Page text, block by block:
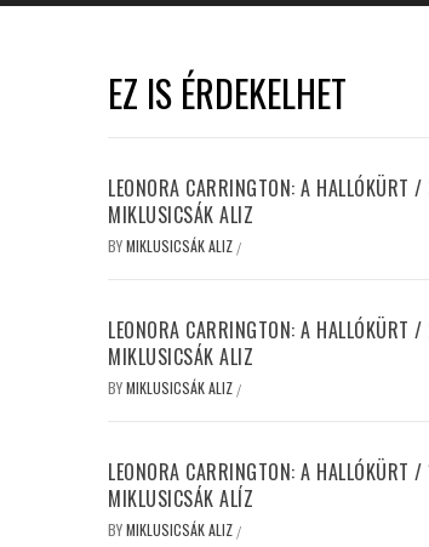
EZ IS ÉRDEKELHET
LEONORA CARRINGTON: A HALLÓKÜRT
MIKLUSICSÁK ALIZ
BYMIKLUSICSÁK ALIZ /
LEONORA CARRINGTON: A HALLÓKÜRT
MIKLUSICSÁK ALIZ
BYMIKLUSICSÁK ALIZ /
LEONORA CARRINGTON: A HALLÓKÜRT
MIKLUSICSÁK ALÍZ
BYMIKLUSICSÁK ALIZ /